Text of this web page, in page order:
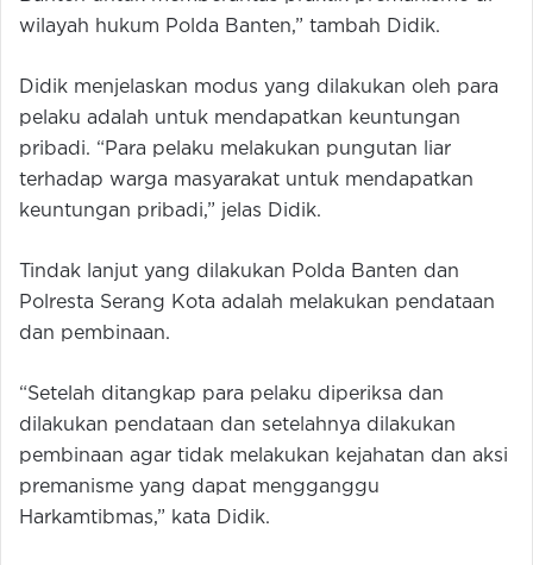
wilayah hukum Polda Banten,” tambah Didik.
Didik menjelaskan modus yang dilakukan oleh para
pelaku adalah untuk mendapatkan keuntungan
pribadi. “Para pelaku melakukan pungutan liar
terhadap warga masyarakat untuk mendapatkan
keuntungan pribadi,” jelas Didik.
Tindak lanjut yang dilakukan Polda Banten dan
Polresta Serang Kota adalah melakukan pendataan
dan pembinaan.
“Setelah ditangkap para pelaku diperiksa dan
dilakukan pendataan dan setelahnya dilakukan
pembinaan agar tidak melakukan kejahatan dan aksi
premanisme yang dapat mengganggu
Harkamtibmas,” kata Didik.